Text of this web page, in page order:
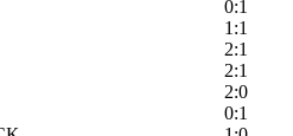
0:1
1:1
2:1
2:1
2:0
0:1